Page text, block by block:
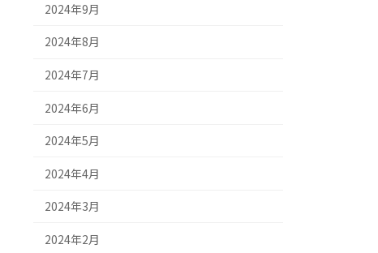
2024年9月
2024年8月
2024年7月
2024年6月
2024年5月
2024年4月
2024年3月
2024年2月